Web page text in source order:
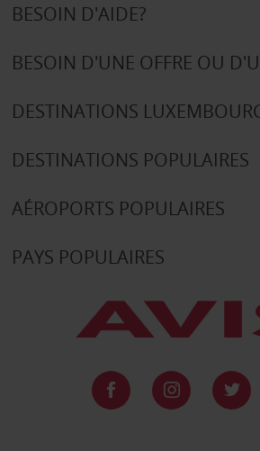
BESOIN D'AIDE?
BESOIN D'UNE OFFRE OU
DESTINATIONS
DESTINATIONS POPULAIRES
AÉROPORTS POPULAIRES
PAYS POPULAIRES